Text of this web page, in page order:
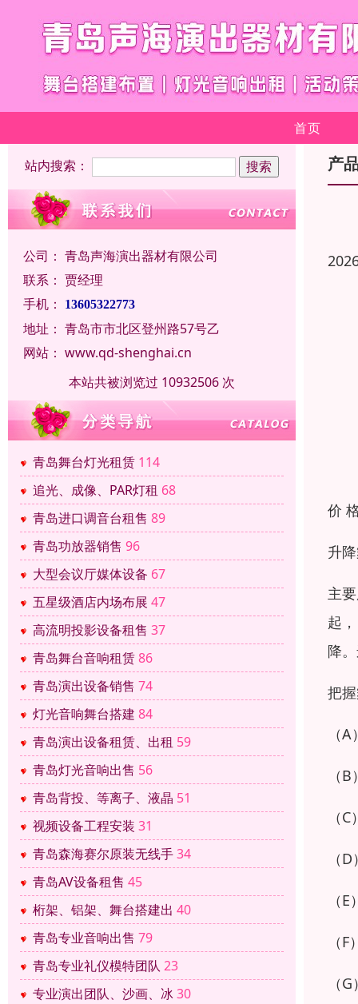
首页
站内搜索：
公司： 青岛声海演出器材有限公司
联系： 贾经理
手机：
13605322773
地址： 青岛市市北区登州路57号乙
网站： www.qd-shenghai.cn
本站共被浏览过 10932506 次
青岛舞台灯光租赁 114
追光、成像、PAR灯租 68
青岛进口调音台租售 89
青岛功放器销售 96
大型会议厅媒体设备 67
五星级酒店内场布展 47
高流明投影设备租售 37
青岛舞台音响租赁86
青岛演出设备销售 74
灯光音响舞台搭建 84
青岛演出设备租赁、出租 59
青岛灯光音响出售 56
青岛背投、等离子、液晶 51
视频设备工程安装 31
青岛森海赛尔原装无线手34
青岛AV设备租售 45
桁架、铝架、舞台搭建出 40
青岛专业音响出售 79
青岛专业礼仪模特团队 23
专业演出团队、沙画、冰30
产
价
升
主
起
降
把
（
（
（
（
（
（
（